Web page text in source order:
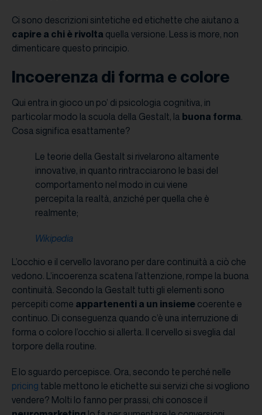
Ci sono descrizioni sintetiche ed etichette che aiutano a
capire a chi è rivolta quella versione. Less is more, non
dimenticare questo principio.
Incoerenza di forma e colore
Qui entra in gioco un po’ di psicologia cognitiva, in
particolar modo la scuola della Gestalt, la buona forma.
Cosa significa esattamente?
Le teorie della Gestalt si rivelarono altamente
innovative, in quanto rintracciarono le basi del
comportamento nel modo in cui viene
percepita la realtà, anziché per quella che è
realmente;
Wikipedia
L’occhio e il cervello lavorano per dare continuità a ciò che
vedono. L’incoerenza scatena l’attenzione, rompe la buona
continuità. Secondo la Gestalt tutti gli elementi sono
percepiti come appartenenti a un insieme coerente e
continuo. Di conseguenza quando c’è una interruzione di
forma o colore l’occhio si allerta. Il cervello si sveglia dal
torpore della routine.
E lo sguardo percepisce. Ora, secondo te perché nelle
pricing table mettono le etichette sui servizi che si vogliono
vendere? Molti lo fanno per prassi, chi conosce il